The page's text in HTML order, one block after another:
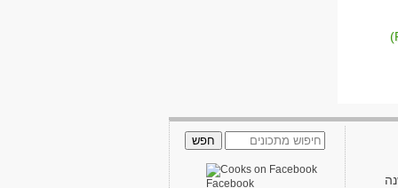
Facebook